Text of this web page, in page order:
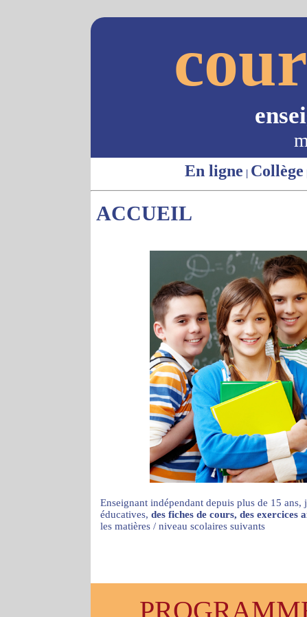
En ligne | Collège
ACCUEIL
Enseignant indépendant depuis plus de 15 ans,
éducatives, des fiches de cours, des exercices
les matières / niveau scolaires suivants